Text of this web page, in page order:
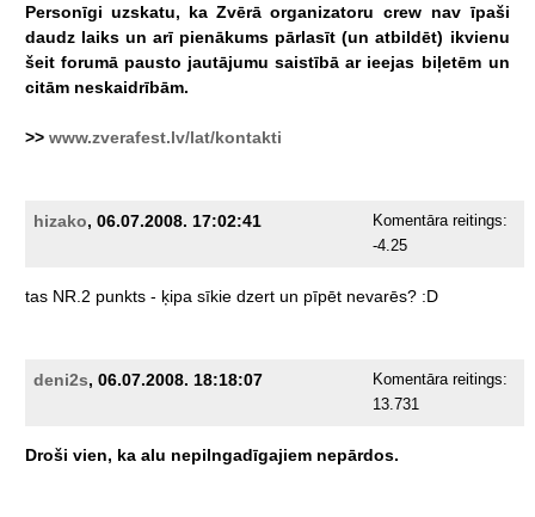
Personīgi uzskatu, ka Zvērā organizatoru crew nav īpaši
daudz laiks un arī pienākums pārlasīt (un atbildēt) ikvienu
šeit forumā pausto jautājumu saistībā ar ieejas biļetēm un
citām neskaidrībām.
>> www.zverafest.lv/lat/kontakti
hizako, 06.07.2008. 17:02:41
Komentāra reitings:
-4.25
tas NR.2 punkts - ķipa sīkie dzert un pīpēt nevarēs? :D
deni2s, 06.07.2008. 18:18:07
Komentāra reitings:
13.731
Droši vien, ka alu nepilngadīgajiem nepārdos.